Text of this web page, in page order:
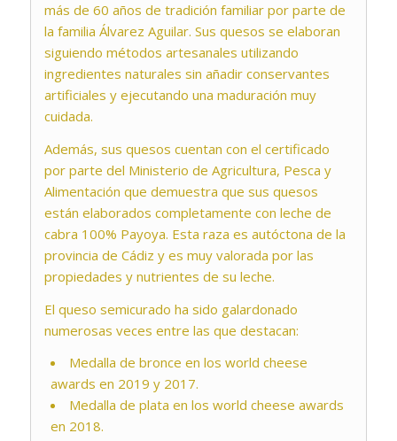
más de 60 años de tradición familiar por parte de
la familia Álvarez Aguilar. Sus quesos se elaboran
siguiendo métodos artesanales utilizando
ingredientes naturales sin añadir conservantes
artificiales y ejecutando una maduración muy
cuidada.
Además, sus quesos cuentan con el certificado
por parte del Ministerio de Agricultura, Pesca y
Alimentación que demuestra que sus quesos
están elaborados completamente con leche de
cabra 100% Payoya. Esta raza es autóctona de la
provincia de Cádiz y es muy valorada por las
propiedades y nutrientes de su leche.
El queso semicurado ha sido galardonado
numerosas veces entre las que destacan:
Medalla de bronce en los world cheese
awards en 2019 y 2017.
Medalla de plata en los world cheese awards
en 2018.